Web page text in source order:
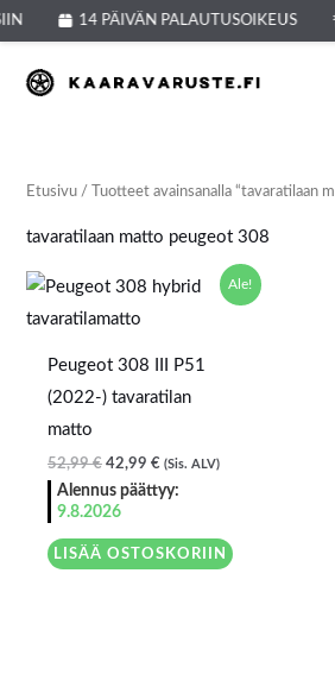
14 PÄIVÄN PALAUTUSOIKEUS
Siirry
sisältöön
Etusivu / Tuotteet avainsanalla “tavaratilaan
tavaratilaan matto peugeot 308
Ale!
Peugeot 308 III P51
(2022-) tavaratilan
matto
52,99€
Alkuperäinen
oli:
42,99 €
Nykyinen
hinta
(Sis. ALV)
Alennus päättyy:
9.8.2026
LISÄÄ OSTOSKORIIN